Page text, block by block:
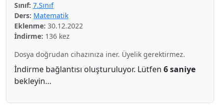
Sınıf: 7.Sınıf
Ders: Matematik
Eklenme: 30.12.2022
İndirme: 136 kez
Dosya doğrudan cihazınıza iner. Üyelik gerektirmez.
İndirme bağlantısı oluşturuluyor. Lütfen 5 saniye
bekleyin…